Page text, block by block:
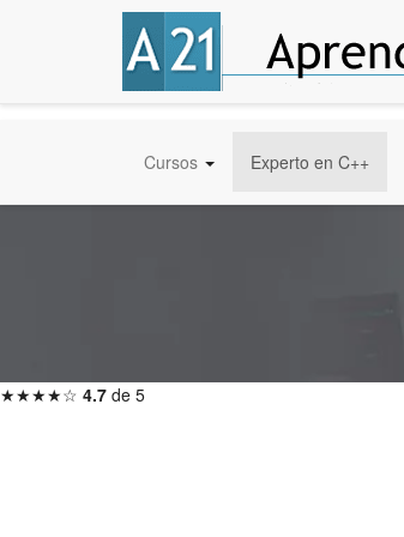
Cursos Experto en C++
★★★★☆ 4.7 de 5